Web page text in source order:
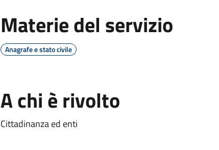
Materie del servizio
Anagrafe e stato civile
A chi è rivolto
Cittadinanza ed enti